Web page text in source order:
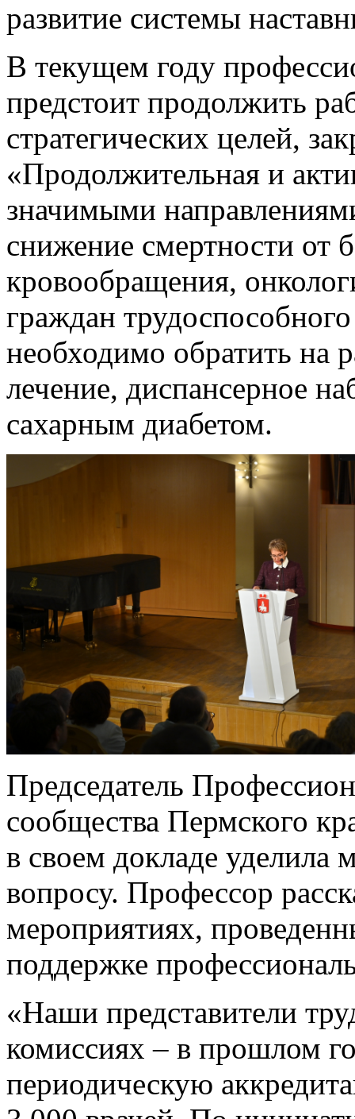
развитие системы
В текущем году
предстоит продолжить
стратегических целей,
«Продолжительная и
значимыми
снижение смертности от
кровообращения,
граждан
необходимо обратить на
лечение, диспансерное
сахарным диабетом.
Председатель
сообщества Пермского
в своем докладе уделила
вопросу. Профессор
мероприятиях,
поддержке
«Наши представители
комиссиях – в прошлом
периодическую